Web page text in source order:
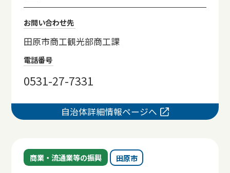
お問い合わせ先
田原市商工観光部商工課
電話番号
0531-27-7331
自治体詳細情報ページへ
商業・流通業等の振興 田原市